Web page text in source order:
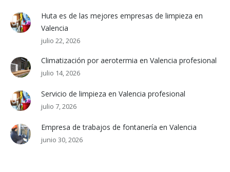
Huta es de las mejores empresas de limpieza en
Valencia
julio 22, 2026
Climatización por aerotermia en Valencia profesional
julio 14, 2026
Servicio de limpieza en Valencia profesional
julio 7, 2026
Empresa de trabajos de fontanería en Valencia
junio 30, 2026